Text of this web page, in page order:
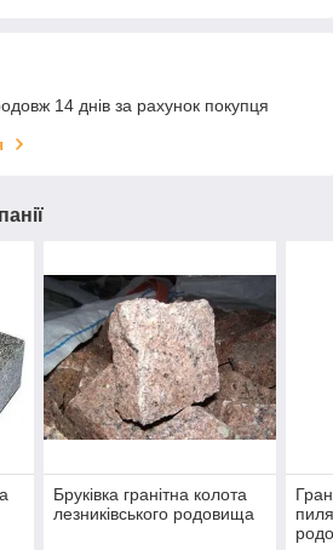
14 днів за рахунок покупця
Бруківка гранітна колота
лезниківського родовища